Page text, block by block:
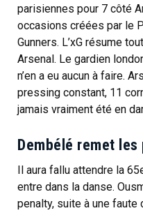
parisiennes pour 7 côté
occasions créées par le
Gunners. L’xG résume
Arsenal. Le gardien
n’en a eu aucun à faire.
pressing constant, 11
jamais vraiment été en
Dembélé remet les
Il aura fallu attendre la
entre dans la danse.
penalty, suite à une faute